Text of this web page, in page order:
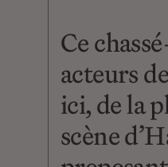
Ce
acteurs
ici, de la
scène